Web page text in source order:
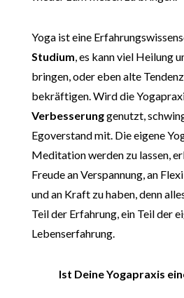
Yoga ist eine
Studium , es kann viel Heilung
bringen, oder eben alte
bekräftigen. Wird die
Verbesserunggenutzt,
Egoverstand mit. Die eigene
Meditation werden zu lassen,
Freude an Verspannung, an
und an Kraft zu haben, denn
Teil der Erfahrung, ein Teil der
Lebenserfahrung.
Ist Deine Yogapraxis